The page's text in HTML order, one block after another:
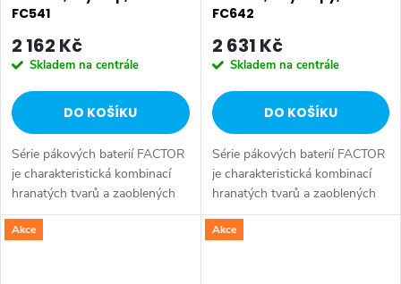
FC541
2 162 Kč
Skladem na centrále
DO KOŠÍKU
Série pákových baterií FACTOR
je charakteristická kombinací
hranatých tvarů a zaoblených
rohů. Série: FACTOR • Šířka: 65
mm • Výška: 140 mm • Barva:
FC642
2 631 Kč
Skladem na centrále
DO KOŠÍKU
Série pákových baterií FACTOR
je charakteristická kombinací
hranatých tvarů a zaoblených
rohů. Série: FACTOR • Šířka:
150 mm • Výška: 190 mm •
Akce Akce